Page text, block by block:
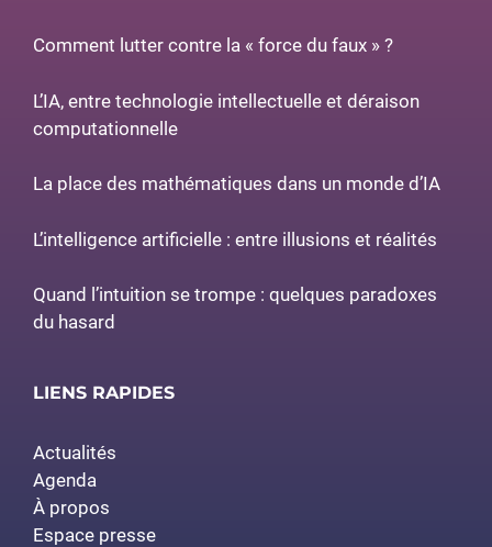
Comment lutter contre la « force du faux » ?
L’IA, entre technologie intellectuelle et déraison
computationnelle
La place des mathématiques dans un monde d’IA
L’intelligence artificielle : entre illusions et réalités
Quand l’intuition se trompe : quelques paradoxes
du hasard
LIENS RAPIDES
Actualités
Agenda
À propos
Espace presse